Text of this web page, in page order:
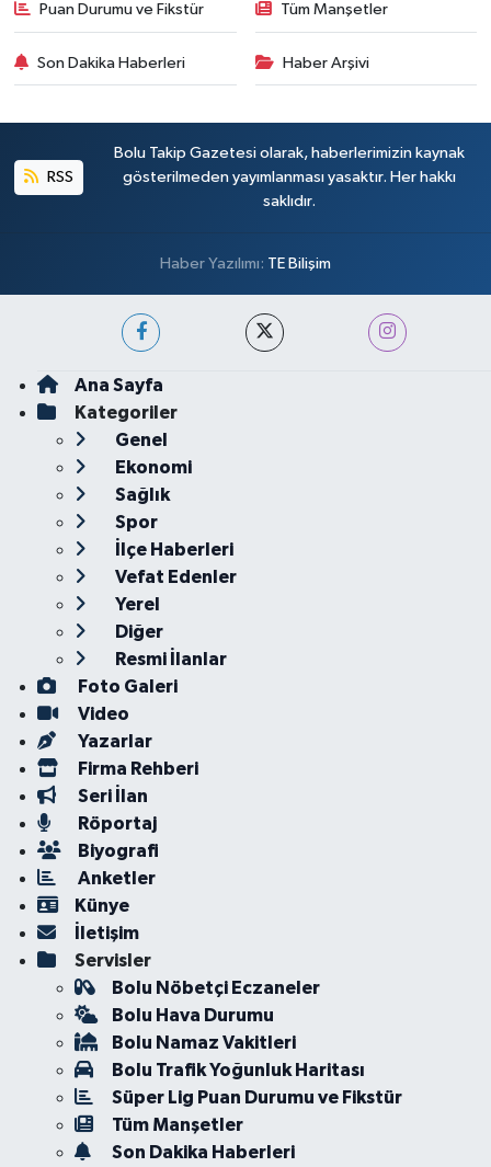
Puan Durumu ve Fikstür Tüm Manşetler
Son Dakika Haberleri Haber Arşivi
RSS
Bolu Takip Gazetesi olarak, haberlerimizin kaynak
gösterilmeden yayımlanması yasaktır. Her hakkı
saklıdır.
Haber Yazılımı: TE Bilişim
Ana Sayfa
Kategoriler
Genel
Ekonomi
Sağlık
Spor
İlçe Haberleri
Vefat Edenler
Yerel
Diğer
Resmi İlanlar
Foto Galeri
Video
Yazarlar
Firma Rehberi
Seri İlan
Röportaj
Biyografi
Anketler
Künye
İletişim
Servisler
Bolu Nöbetçi Eczaneler
Bolu Hava Durumu
Bolu Namaz Vakitleri
Bolu Trafik Yoğunluk Haritası
Süper Lig Puan Durumu ve Fikstür
Tüm Manşetler
Son Dakika Haberleri